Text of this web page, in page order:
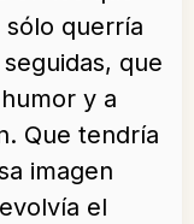
sólo querría
que
y a
Que tendría
imagen
el